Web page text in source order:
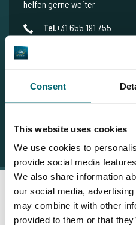
Consent
This website uses cookies
We use cookies to
provide social media
We also share information
our social media,
may combine it with other
provided to them or that
helfen gerne weiter
Tel.+31 655 191 755